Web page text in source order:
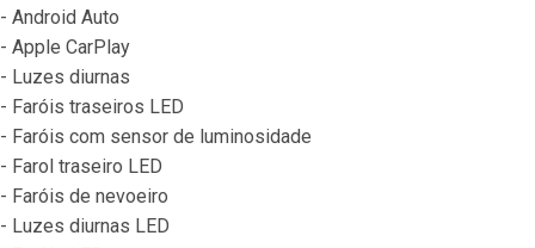
- Android Auto
- Apple CarPlay
- Luzes diurnas
- Faróis traseiros LED
- Faróis com sensor de luminosidade
- Farol traseiro LED
- Faróis de nevoeiro
- Luzes diurnas LED